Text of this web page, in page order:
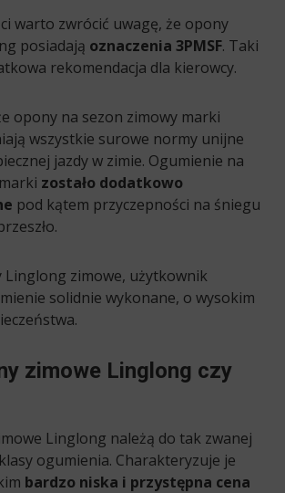
warto zwrócić uwagę, że opony
posiadają oznaczenia 3PMSF. Taki
rekomendacja dla kierowcy.
opony na sezon zimowy marki
wszystkie surowe normy unijne
jazdy w zimie. Ogumienie na
zostało dodatkowo
pod kątem przyczepności na śniegu
Linglong zimowe, użytkownik
solidnie wykonane, o wysokim
zimowe Linglong czy
Linglong należą do tak zwanej
ogumienia. Charakteryzuje je
bardzo niska i przystępna cena